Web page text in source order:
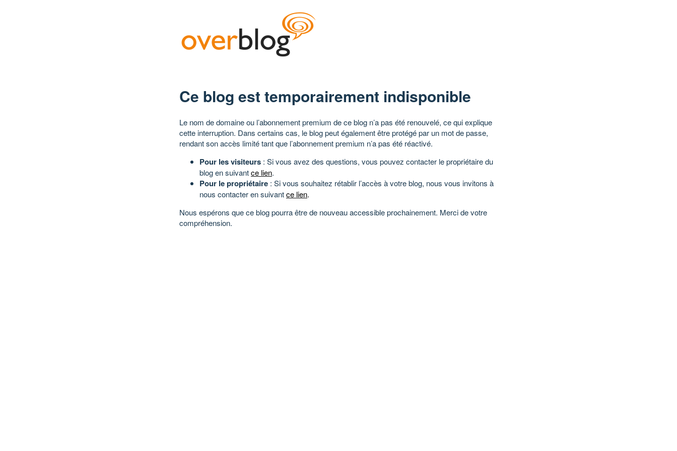
Ce blog est temporairement indisponible
Le nom de domaine ou l’abonnement premium de ce blog n’a pas été renouvelé, ce qui explique
cette interruption. Dans certains cas, le blog peut également être protégé par un mot de passe,
rendant son accès limité tant que l’abonnement premium n’a pas été réactivé.
Pour les visiteurs : Si vous avez des questions, vous pouvez contacter le propriétaire du
blog en suivantce lien.
Pour le propriétaire : Si vous souhaitez rétablir l’accès à votre blog, nous vous invitons à
nous contacter en suivantce lien.
Nous espérons que ce blog pourra être de nouveau accessible prochainement. Merci de votre
compréhension.